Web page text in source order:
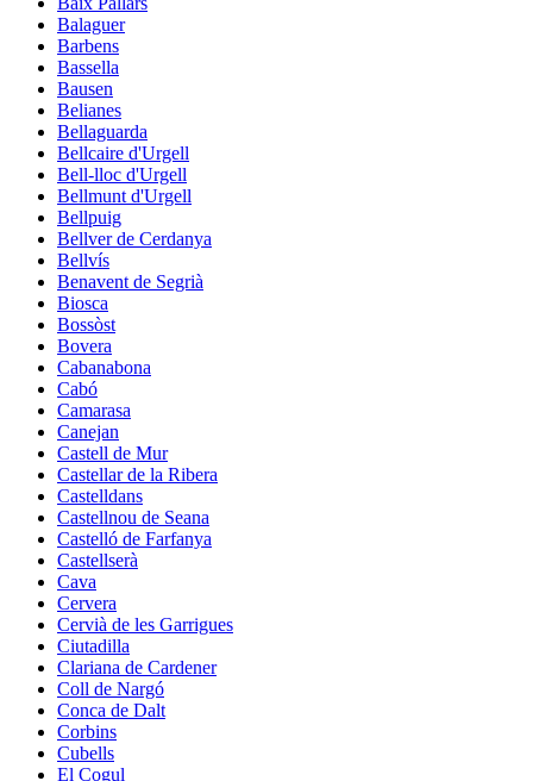
Balaguer
Barbens
Bassella
Bausen
Belianes
Bellaguarda
Bellcaire d'Urgell
Bell-lloc d'Urgell
Bellmunt d'Urgell
Bellpuig
Bellver de Cerdanya
Bellvís
Benavent de Segrià
Biosca
Bossòst
Bovera
Cabanabona
Cabó
Camarasa
Canejan
Castell de Mur
Castellar de la Ribera
Castelldans
Castellnou de Seana
Castelló de Farfanya
Castellserà
Cava
Cervera
Cervià de les Garrigues
Ciutadilla
Clariana de Cardener
Coll de Nargó
Conca de Dalt
Corbins
Cubells
El Cogul